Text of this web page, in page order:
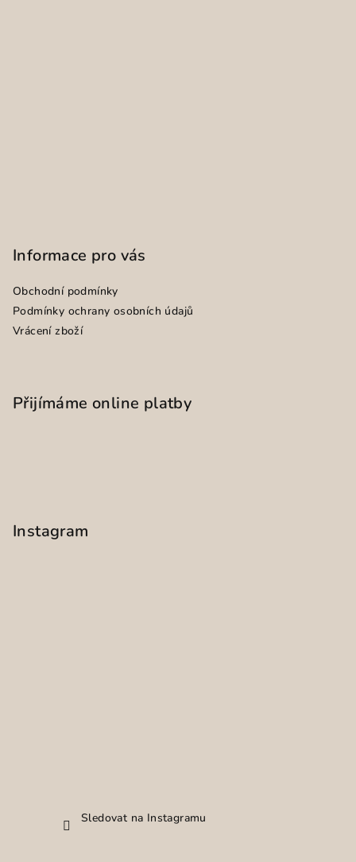
Informace pro vás
Obchodní podmínky
Podmínky ochrany osobních údajů
Vrácení zboží
Přijímáme online platby
Instagram
Sledovat na Instagramu